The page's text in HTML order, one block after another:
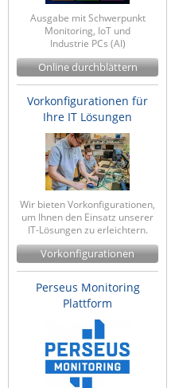
Ausgabe mit Schwerpunkt
Monitoring, IoT und
Industrie PCs (AI)
Online durchblättern
Vorkonfigurationen für
Ihre IT Lösungen
Wir bieten Vorkonfigurationen,
um Ihnen den Einsatz unserer
IT-Lösungen zu erleichtern.
Vorkonfigurationen
Perseus Monitoring
Plattform